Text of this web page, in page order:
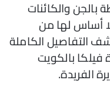
بالجن والكائنات
أساس لها من
التفاصيل الكاملة
بالكويت
الفريدة.